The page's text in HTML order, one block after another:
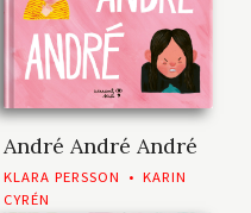
André André André
KLARA PERSSON • KARIN
CYRÉN